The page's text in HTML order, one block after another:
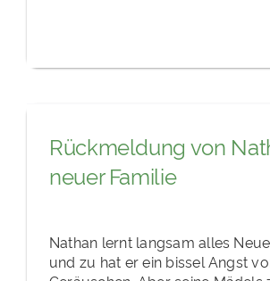
Rückmeldung von
neuer Familie
Nathan lernt langsam alles
und zu hat er ein bissel Angst